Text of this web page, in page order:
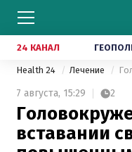
24 КАНАЛ
Health 24 Лечение
7 августа, 15:29 2
вставании